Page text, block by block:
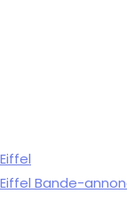
Eiffel
Eiffel Bande-